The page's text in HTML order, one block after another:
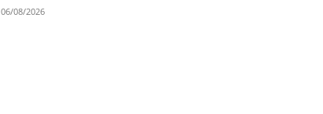
06/08/2026